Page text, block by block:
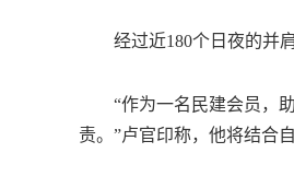
经过近180个日夜的并肩
“作为一名民建会员，助
责。”卢官印称，他将结合